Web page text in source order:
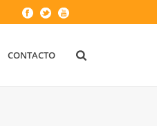
CONTACTO